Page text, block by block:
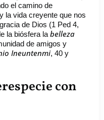
el camino de
la vida creyente que nos
de Dios (1 Ped 4,
la biósfera la belleza
de amigos y
Ineuntenmi, 40 y
con